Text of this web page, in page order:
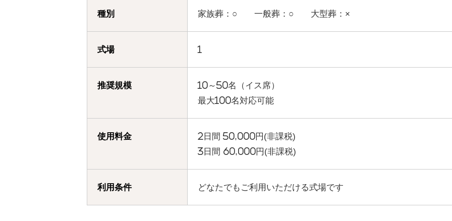
種別 家族葬：○ 一般葬：○ 大型葬：×
式場 1
推奨規模
10～50名（イス席）
最大100名対応可能
使用料金
2日間 50,000円(非課税)
3日間 60,000円(非課税)
利用条件 どなたでもご利用いただける式場です